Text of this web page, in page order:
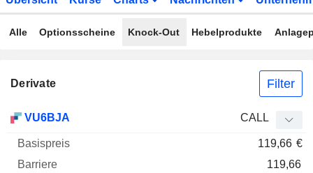
Alle Optionsscheine Knock-Out Hebelprodukte
Derivate Filter
Basispreis
Elastizität
VU6BJA CALL
119,66 €
119,66